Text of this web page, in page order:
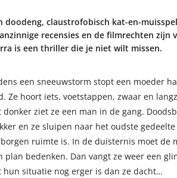
doodeng, claustrofobisch kat-en-
recensies en de filmrechten zijn
is een thriller die je niet wilt missen.
een sneeuwstorm stopt een moeder
Ze hoort iets, voetstappen, zwaar en
donker ziet ze een man in de gang.
en ze sluipen naar het oudste
ruimte is. In de duisternis moet de
plan bedenken. Dan vangt ze weer een
hun situatie nog erger is dan ze dacht…